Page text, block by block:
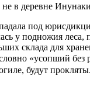
в деревне
под
у подножия
склада для
«усопший без
будут прокляты.